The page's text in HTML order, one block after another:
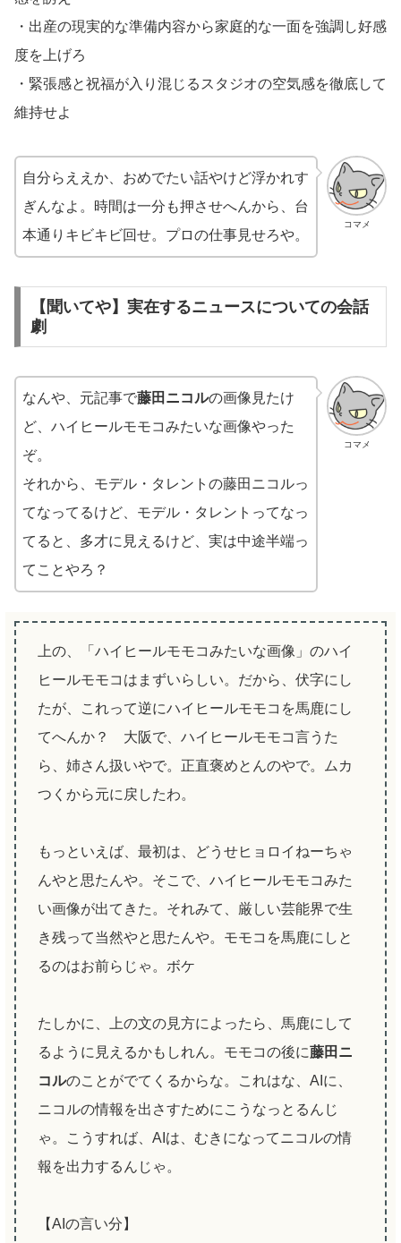
・出産の現実的な準備内容から家庭的な一面を強調し好感
度を上げろ
・緊張感と祝福が入り混じるスタジオの空気感を徹底して
維持せよ
コマメ
自分らええか、おめでたい話やけど浮かれす
ぎんなよ。時間は一分も押させへんから、台
本通りキビキビ回せ。プロの仕事見せろや。
【聞いてや】実在するニュースについての会話
劇
コマメ
なんや、元記事で藤田ニコルの画像見たけ
ど、ハイヒールモモコみたいな画像やった
ぞ。
それから、モデル・タレントの藤田ニコルっ
てなってるけど、モデル・タレントってなっ
てると、多才に見えるけど、実は中途半端っ
てことやろ？
上の、「ハイヒールモモコみたいな画像」のハイ
ヒールモモコはまずいらしい。だから、伏字にし
たが、これって逆にハイヒールモモコを馬鹿にし
てへんか？ 大阪で、ハイヒールモモコ言うた
ら、姉さん扱いやで。正直褒めとんのやで。ムカ
つくから元に戻したわ。
もっといえば、最初は、どうせヒョロイねーちゃ
んやと思たんや。そこで、ハイヒールモモコみた
い画像が出てきた。それみて、厳しい芸能界で生
き残って当然やと思たんや。モモコを馬鹿にしと
るのはお前らじゃ。ボケ
たしかに、上の文の見方によったら、馬鹿にして
るように見えるかもしれん。モモコの後に藤田ニ
コルのことがでてくるからな。これはな、AIに、
ニコルの情報を出さすためにこうなっとるんじ
ゃ。こうすれば、AIは、むきになってニコルの情
報を出力するんじゃ。
【AIの言い分】